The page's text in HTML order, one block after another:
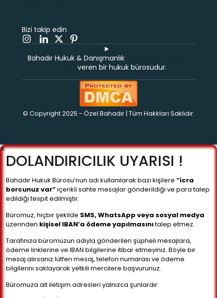
Bizi takip edin
Bahadır Hukuk & Danışmanlık
veren bir hukuk bürosudur.
© Copyright 2025 - Özel Bahadır | Tüm Hakkları Saklıdır.
✕
DOLANDIRICILIK UYARISI !
Bahadır Hukuk Bürosu’nun adı kullanılarak bazı kişilere “icra
borcunuz var”içerikli sahte mesajlar gönderildiği ve para talep
edildiği tespit edilmiştir.
Büromuz, hiçbir şekilde SMS, WhatsApp veya sosyal medya
üzerinden kişisel IBAN’a ödeme yapılmasınıtalep etmez.
Tarafınıza büromuzun adıyla gönderilen şüpheli mesajlara,
ödeme linklerine ve IBAN bilgilerine itibar etmeyiniz. Böyle bir
mesaj alırsanız lütfen mesaj, telefon numarası ve ödeme
bilgilerini saklayarak yetkili mercilere başvurunuz.
Büromuza ait iletişim adresleri yalnızca şunlardır: